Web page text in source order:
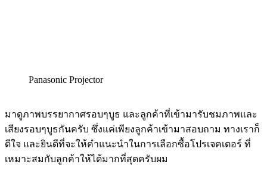
Panasonic Projector
มาดูภาพบรรยากาศรอบๆบูธ และลูกค้าที่เข้ามารับชมภาพและ
เสียงรอบๆบูธกันครับ ซึ่งแค่เพียงลูกค้าเข้ามาสอบถาม ทางเราก็
ดีใจ และยินดีที่จะให้คำแนะนำในการเลือกซื้อโปรเจคเตอร์ ที่
เหมาะสมกับลูกค้าให้ได้มากที่สุดครับผม